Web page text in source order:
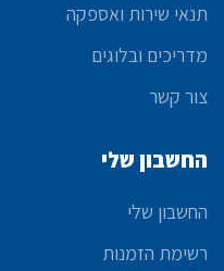
תנאי שירות ואספקה
מדריכים ובלוגים
צור קשר
החשבון שלי
החשבון שלי
רשימת הזמנות